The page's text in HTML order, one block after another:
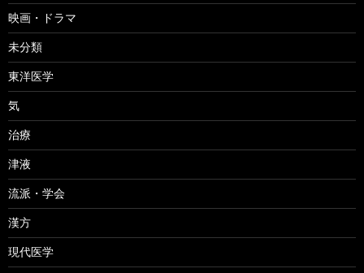
映画・ドラマ
未分類
東洋医学
気
治療
津液
流派・学会
漢方
現代医学